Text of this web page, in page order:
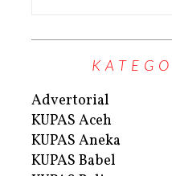
Advertorial
KUPAS Aceh
KUPAS Aneka
KUPAS Babel